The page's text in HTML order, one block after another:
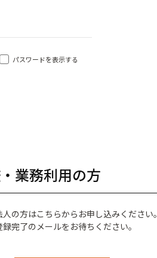
パスワードを表示する
業務利用の方
の方はこちらからお申し込みください。
完了のメールをお待ちください。